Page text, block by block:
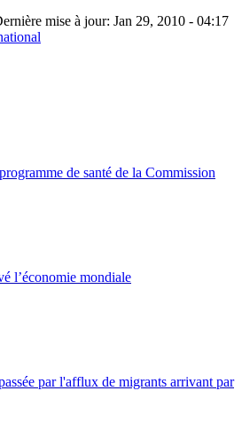
mise à jour: Jan 29, 2010 - 04:17
de santé de la Commission
l’économie mondiale
par l'afflux de migrants arrivant par